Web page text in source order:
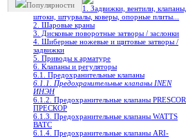
Популярности
1. Задвижки, вентили, клапаны,
штоки, штурвалы, коверы, опорные плиты...
2. Шаровые краны
3. Дисковые поворотные затворы / заслонки
4. Шиберные ножевые и щитовые затворы /
задвижки
5. Приводы к арматуре
6. Клапаны и регуляторы
6.1. Предохранительные клапаны
6.1.1. Предохранительные клапаны INEN
ИНЭН
6.1.2. Предохранительные клапаны PRESCOR
ПРЕСКОР
6.1.3. Предохранительные клапаны WATTS
ВАТС
6.1.4. Предохранительные клапаны ARI-